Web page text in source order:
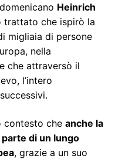
domenicano Heinrich
trattato che ispirò la
migliaia di persone
nella
che attraversò il
l’intero
contesto che anche la
di un lungo
, grazie a un suo